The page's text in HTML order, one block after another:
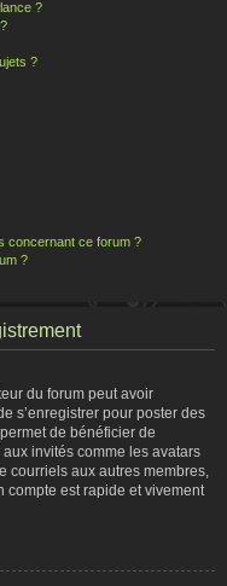
?
?
concernant ce forum ?
?
du forum peut avoir
s’enregistrer pour poster des
de bénéficier de
invités comme les avatars
courriels aux autres membres,
compte est rapide et vivement